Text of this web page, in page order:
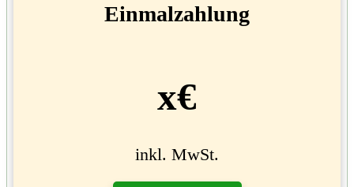
Einmalzahlung
x€
inkl. MwSt.